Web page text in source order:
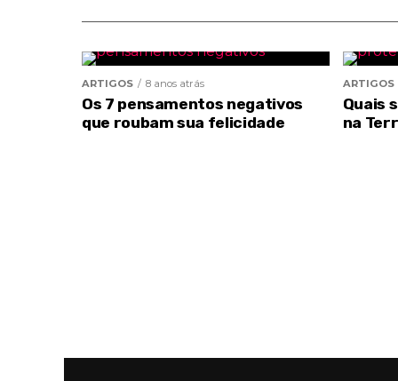
ARTIGOS 8 anos atrás
Os 7 pensamentos negativos
que roubam sua felicidade
ARTIGOS
Quais
na